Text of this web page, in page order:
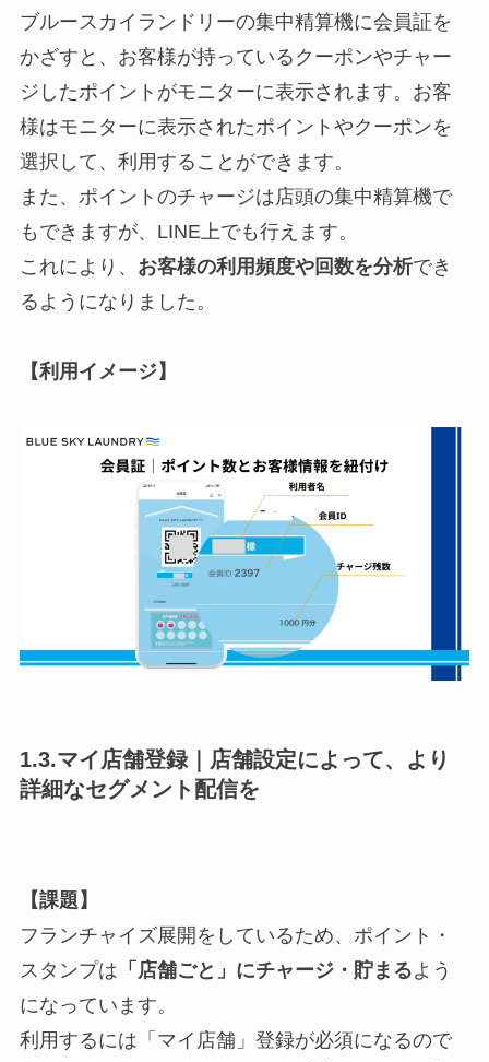
ブルースカイランドリーの集中精算機に会員証を
かざすと、お客様が持っているクーポンやチャー
ジしたポイントがモニターに表示されます。お客
様はモニターに表示されたポイントやクーポンを
選択して、利用することができます。
また、ポイントのチャージは店頭の集中精算機で
もできますが、LINE上でも行えます。
これにより、 お客様の利用頻度や回数を分析でき
るようになりました。
【利用イメージ】
1.3.マイ店舗登録｜店舗設定によって、より
詳細なセグメント配信を
【課題】
フランチャイズ展開をしているため、ポイント・
スタンプは 「店舗ごと」にチャージ・貯まるよう
になっています。
利用するには「マイ店舗」登録が必須になるので